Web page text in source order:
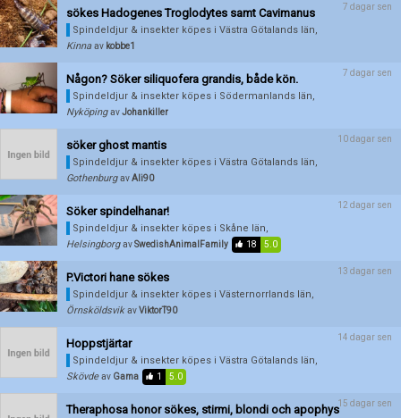
sökes Hadogenes Troglodytes samt Cavimanus
Spindeldjur & insekter köpes i Västra Götalands län,
Kinna av kobbe1
7 dagar sen
Någon? Söker siliquofera grandis, både kön.
Spindeldjur & insekter köpes i Södermanlands län,
Nyköping avJohankiller
7 dagar sen
söker ghost mantis
Spindeldjur & insekter köpes i Västra Götalands län,
Gothenburg avAli90
10 dagar sen
Söker spindelhanar!
Spindeldjur & insekter köpes i Skåne län,
Helsingborg avSwedishAnimalFamily 18 5.0
12 dagar sen
P.Victori hane sökes
Spindeldjur & insekter köpes i Västernorrlands län,
Örnsköldsvik avViktorT90
13 dagar sen
Hoppstjärtar
Spindeldjur & insekter köpes i Västra Götalands län,
Skövde av Gama 1 5.0
14 dagar sen
Theraphosa honor sökes, stirmi, blondi och apophys15 dagar sen